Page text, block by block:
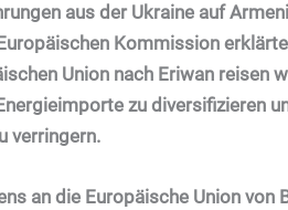
aus der Ukraine auf
Kommission
Union nach Eriwan reisen
zu diversifizieren
verringern.
an die Europäische Union von